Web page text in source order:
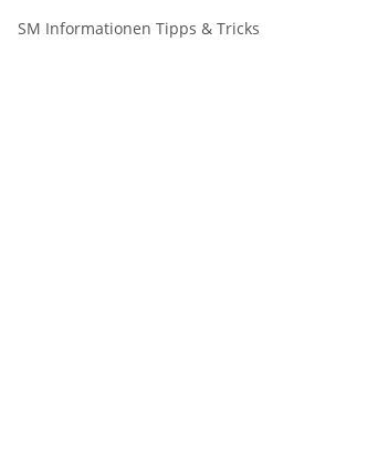
SM Informationen Tipps & Tricks